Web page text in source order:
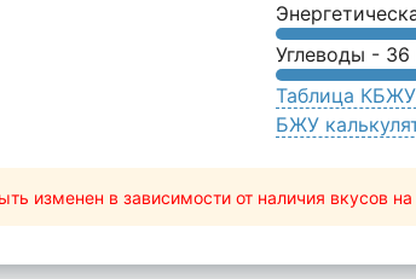
Углеводы - 36
Таблица
БЖУ
изменен в зависимости от наличия вкусов